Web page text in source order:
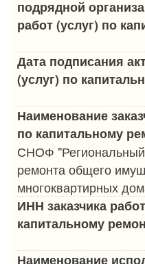
подрядной
работ (услуг) по
Дата подписания
(услуг) по
Наименование
по капитальному
СНОФ "Региональный
ремонта общего
многоквартирных
ИНН заказчика
капитальному
Наименование